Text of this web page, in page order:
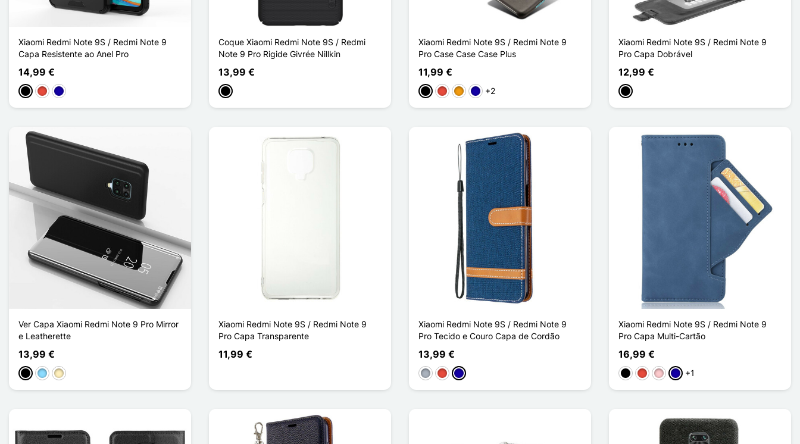
Xiaomi Redmi Note 9S / Redmi Note 9
Capa Resistente ao Anel Pro
14,99 €
PretoVermelhoAzul Escuro
Coque Xiaomi Redmi Note 9S / Redmi
Note 9 Pro Rigide Givrée Nillkin
13,99 €
Preto
Xiaomi Redmi Note 9S / Redmi Note 9
Pro Case Case Case Plus
11,99 €
PretoVermelho
LaranjaAzul Escuro
+2
Xiaomi Redmi Note 9S / Redmi Note 9
Pro Capa Dobrável
12,99 €
Preto
Ver Capa Xiaomi Redmi Note 9 Pro Mirror
e Leatherette
13,99 €
PretoAzul Claro
Ouro
Xiaomi Redmi Note 9S / Redmi Note 9
Pro Capa Transparente
11,99 €
Xiaomi Redmi Note 9S / Redmi Note 9
Pro Tecido e Couro Capa de Cordão
13,99 €
Cinzento
VermelhoAzul Escuro
Xiaomi Redmi Note 9S / Redmi Note 9
Pro Capa Multi-Cartão
16,99 €
PretoVermelho
RosaAzul Escuro
+1